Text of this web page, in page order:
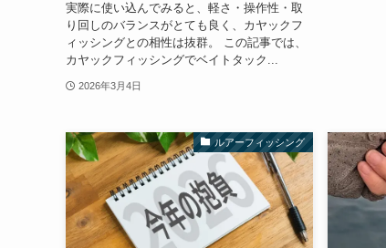
実際に使い込んでみると、軽さ・操作性・取
り回しのバランスがとても良く、カヤックフ
ィッシングとの相性は抜群。 この記事では、
カヤックフィッシングでベイトタック...
2026年3月4日
ルアーフィッシング